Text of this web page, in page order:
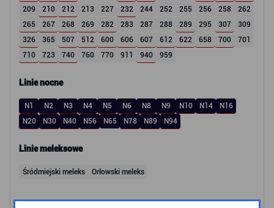
209
210 212 213 227 232 244 252 255 256 258
262
265
267 268 269 282 283 287 288 289 295 307
309
326
365 507 512 600 606 607 612 622 658 700
701
710
723 740 760 770 911 940 959
Linie nocne
N1 N2 N3 N4 N5 N6 N8 N9 N10 N14
N16
N20
N30 N40 N56 N65 N78 N89 N94
Linie meleksowe
Śródmiejski meleks Orłowski meleks